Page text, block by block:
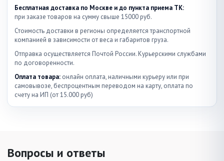
Бесплатная доставка по Москве и до пункта приема ТК:
при заказе товаров на сумму свыше 15000 руб.
Стоимость доставки в регионы определяется транспортной
компанией в зависимости от веса и габаритов груза.
Отправка осуществляется Почтой России. Курьерскими службами
по договоренности.
Оплата товара: онлайн оплата, наличными курьеру или при
самовывозе, беспроцентным переводом на карту, оплата по
счету на ИП (от 15.000 руб)
Вопросы и ответы